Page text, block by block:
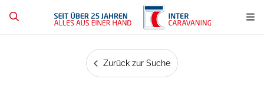
Zurück zur Suche